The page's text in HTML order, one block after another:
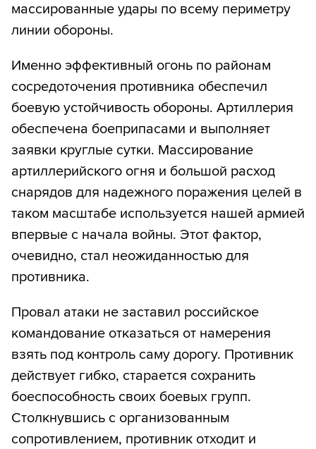
массированные удары по всему периметру
линии обороны.
Именно эффективный огонь по районам
сосредоточения противника обеспечил
боевую устойчивость обороны. Артиллерия
обеспечена боеприпасами и выполняет
заявки круглые сутки. Массирование
артиллерийского огня и большой расход
снарядов для надежного поражения целей в
таком масштабе используется нашей армией
впервые с начала войны. Этот фактор,
очевидно, стал неожиданностью для
противника.
Провал атаки не заставил российское
командование отказаться от намерения
взять под контроль саму дорогу. Противник
действует гибко, старается сохранить
боеспособность своих боевых групп.
Столкнувшись с организованным
сопротивлением, противник отходит и